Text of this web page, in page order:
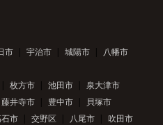
市 宇治市 城陽市
八幡市
枚方市 池田市
泉大津市
藤井寺市 豊中市
貝塚市
市 交野区 八尾市
吹田市